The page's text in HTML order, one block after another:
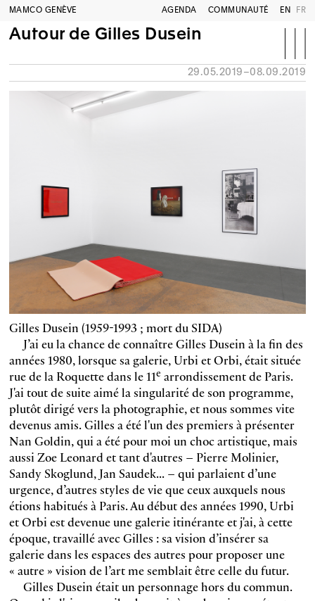
MAMCO GENÈVE AGENDA COMMUNAUTÉ EN FR
Autour de Gilles Dusein
29.05.2019–08.09.2019
Gilles Dusein (1959-1993 ; mort du SIDA)
J’ai eu la chance de connaître Gilles Dusein à la fin des
années 1980, lorsque sa galerie, Urbi et Orbi, était située
rue de la Roquette dans le 11e arrondissement de Paris.
J'ai tout de suite aimé la singularité de son programme,
plutôt dirigé vers la photographie, et nous sommes vite
devenus amis. Gilles a été l'un des premiers à présenter
Nan Goldin, qui a été pour moi un choc artistique, mais
aussi Zoe Leonard et tant d'autres – Pierre Molinier,
Sandy Skoglund, Jan Saudek... – qui parlaient d’une
urgence, d’autres styles de vie que ceux auxquels nous
étions habitués à Paris. Au début des années 1990, Urbi
et Orbi est devenue une galerie itinérante et j'ai, à cette
époque, travaillé avec Gilles : sa vision d’insérer sa
galerie dans les espaces des autres pour proposer une
« autre » vision de l’art me semblait être celle du futur.
Gilles Dusein était un personnage hors du commun.